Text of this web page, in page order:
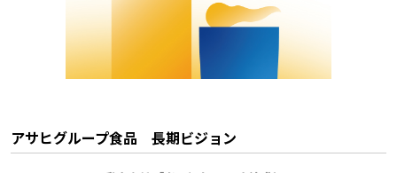
アサヒグループ食品 長期ビジョン